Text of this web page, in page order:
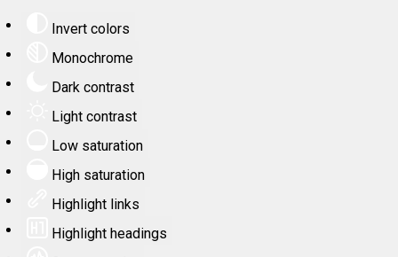
Invert colors
Monochrome
Dark contrast
Light contrast
Low saturation
High saturation
Highlight links
Highlight headings